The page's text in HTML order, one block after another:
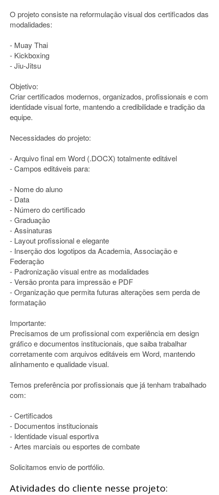
O projeto consiste na reformulação visual dos certificados das
modalidades:
- Muay Thai
- Kickboxing
- Jiu-Jitsu
Objetivo:
Criar certificados modernos, organizados, profissionais e com
identidade visual forte, mantendo a credibilidade e tradição da
equipe.
Necessidades do projeto:
- Arquivo final em Word (.DOCX) totalmente editável
- Campos editáveis para:
- Nome do aluno
- Data
- Número do certificado
- Graduação
- Assinaturas
- Layout profissional e elegante
- Inserção dos logotipos da Academia, Associação e
Federação
- Padronização visual entre as modalidades
- Versão pronta para impressão e PDF
- Organização que permita futuras alterações sem perda de
formatação
Importante:
Precisamos de um profissional com experiência em design
gráfico e documentos institucionais, que saiba trabalhar
corretamente com arquivos editáveis em Word, mantendo
alinhamento e qualidade visual.
Temos preferência por profissionais que já tenham trabalhado
com:
- Certificados
- Documentos institucionais
- Identidade visual esportiva
- Artes marciais ou esportes de combate
Solicitamos envio de portfólio.
Atividades do cliente nesse projeto: